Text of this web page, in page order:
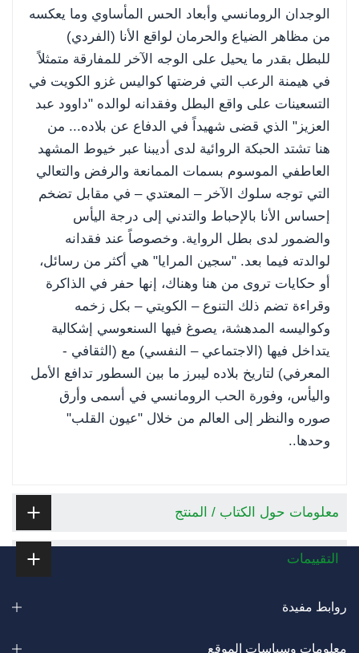
الوجدان الرومانسي وأبعاد الحس المأساوي وما يعكسه
من مظاهر الضياع والحرمان لواقع الأنا (الفردي)
للبطل بقدر ما يحيل على الوجه الآخر للمفارقة متمثلاً
في هيمنة الرعب التي فرضتها كواليس غزو الكويت في
التسعينات على واقع البطل وفقدانه لوالده "داوود عبد
العزيز" الذي قضى شهيداً في الدفاع عن بلاده... من
هنا تشتد الحبكة الروائية لدى أديبنا عبر خيوط المشهد
العاطفي الموسوم بسمات الممانعة والرفض والتعالي
التي توجه سلوك الآخر – المعتدي – في مقابل تضخم
إحساس الأنا بالإحباط والتدني إلى درجة اليأس
والضمور لدى بطل الرواية. وخصوصاً عند فقدانه
لوالدته فيما بعد. "سجين المرايا" هي أكثر من رسائل،
أو حكايات تروى من هنا وهناك، إنها حفر في الذاكرة
وقراءة تضم ذلك التنوع – الكويتي – بكل زخمه
وكواليسه المدهشة، يصوغ فيها السنعوسي إشكالية
يتداخل فيها (الاجتماعي – النفسي) مع (الثقافي -
المعرفي) لتاريخ بلاده ليبرز ما بين السطور تدافع الأمل
واليأس، وفورة الحب الرومانسي في أسمى وأرق
صوره والنظر إلى العالم من خلال "عيون القلب"
وحدها..
معلومات حول الكتاب / المنتج
التقييمات
روابط مفيدة
معلومات وسياسات الموقع